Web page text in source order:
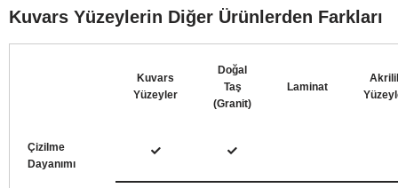
Kuvars Yüzeylerin Diğer Ürünlerden Farkları
Kuvars
Yüzeyler
Doğal
Taş
(Granit)
Laminat
Çizilme
Dayanımı